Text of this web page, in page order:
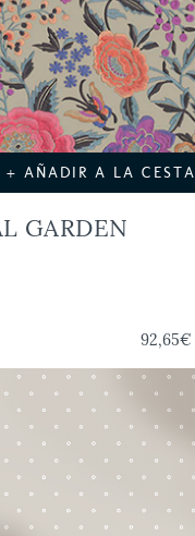
+ AÑADIR A LA CESTA
GARDEN
92,65€